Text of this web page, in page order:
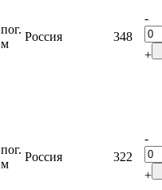
пог.
м
Россия 348
-
+
пог.
м
Россия 322
-
+